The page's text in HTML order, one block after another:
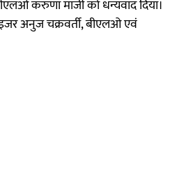
करुणा माजी को धन्यवाद दिया।
अनुज चक्रवर्ती, बीएलओ एवं